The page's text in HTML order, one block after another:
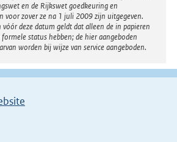
en de Rijkswet goedkeuring en
voor zover ze na 1 juli 2009 zijn uitgegeven.
deze datum geldt dat alleen de in papieren
status hebben; de hier aangeboden
worden bij wijze van service aangeboden.